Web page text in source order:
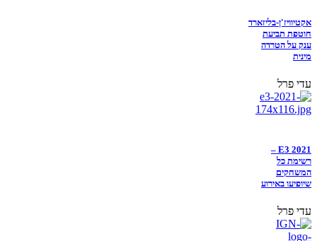
אקטיוויז'ן-בליזארד
חוטפת תביעת
ענק על הטרדה
מינית
עדי פרל
E3 2021 –
רשימת כל
המשחקים
שיופיעו באירוע
עדי פרל